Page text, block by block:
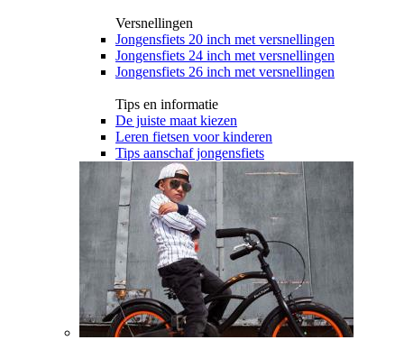
Versnellingen
Jongensfiets 20 inch met versnellingen
Jongensfiets 24 inch met versnellingen
Jongensfiets 26 inch met versnellingen
Tips en informatie
De juiste maat kiezen
Leren fietsen voor kinderen
Tips aanschaf jongensfiets